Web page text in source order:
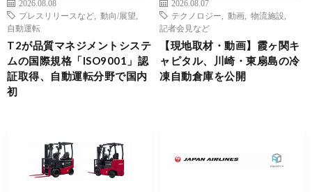
2026.08.08
プレスリリースなど
動向/展望
自動運転
T2が品質マネジメントシステ
ムの国際規格「ISO9001」認
証取得、自動運転分野で国内
初
2026.08.07
テクノロジー
動画 物流施設
記者会見など
【現地取材・動画】霞ヶ関キ
ャピタル、川崎・東扇島の冷
凍自動倉庫を公開